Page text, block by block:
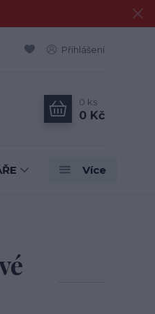
Přihlášení
0 ks
0 Kč
Více